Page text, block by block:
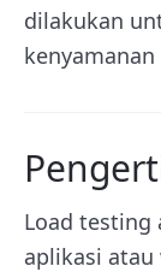
dilakukan
Load testing
aplikasi